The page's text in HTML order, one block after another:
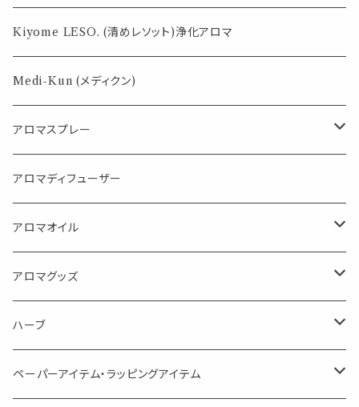
薄荷の香りで体感温度-4℃ !? スースーシリーズ
パロサント
Kiyome LESO. (清めレソット)浄化アロマ
Medi-Kun (メディクン)
アロマスプレー
目的で選ぶ
蒸し暑い夏やリフレッシュに
消臭に（用途：空間や衣服）
FLOWER LESO. フラワレソット
Kiyome LESO. キヨメ レソット
体感-4℃ !? 薄荷をブレンドしたアロマスプレー
AroMachi アロマチ 町の香り
アロマディフューザー
アロマオイル
エッセンシャルオイル
シングル
ブレンド
キャリアオイル
アロマグッズ
エッセンシャルオイル
ディフューザー
ハーブ
サシェ・香り袋
ペーパーアイテム・ラッピングアイテム